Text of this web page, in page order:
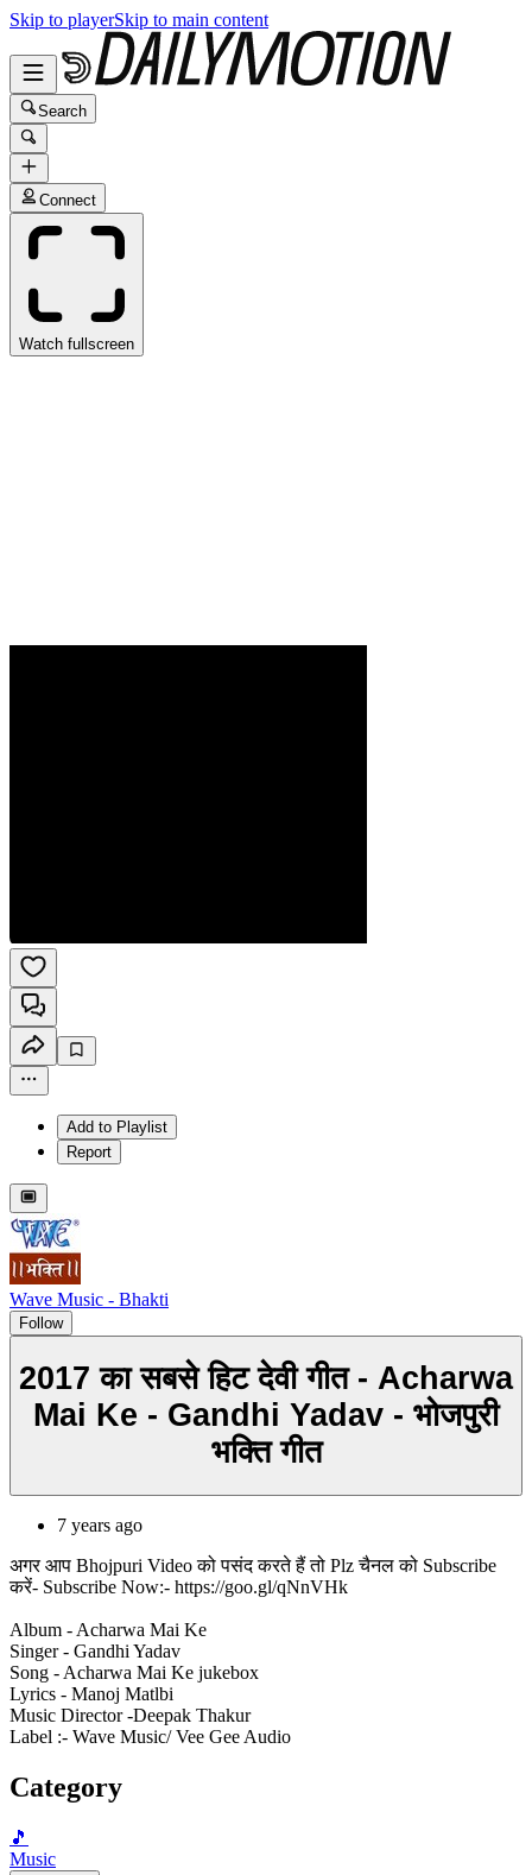
Skip to playerSkip to main content
Search
Connect
Watch fullscreen
Add to Playlist
Report
Wave Music - Bhakti
Follow
2017 का सबसे हिट देवी गीत - Acharwa
Mai Ke - Gandhi Yadav - भोजपुरी
भक्ति गीत
7 years ago
अगर आप Bhojpuri Video को पसंद करते हैं तो Plz चैनल को Subscribe
करें- Subscribe Now:- https://goo.gl/qNnVHk
Album - Acharwa Mai Ke
Singer - Gandhi Yadav
Song - Acharwa Mai Ke jukebox
Lyrics - Manoj Matlbi
Music Director -Deepak Thakur
Label :- Wave Music/ Vee Gee Audio
Category
🎵
Music